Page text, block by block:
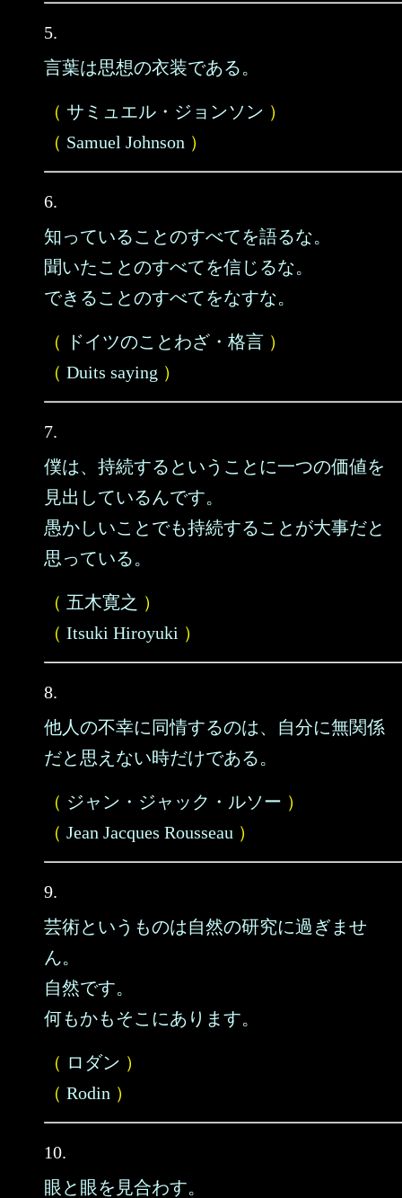
5.
言葉は思想の衣装である。
（ サミュエル・ジョンソン ）
（ Samuel Johnson ）
6.
知っていることのすべてを語るな。
聞いたことのすべてを信じるな。
できることのすべてをなすな。
（ ドイツのことわざ・格言 ）
（ Duits saying ）
7.
僕は、持続するということに一つの価値を
見出しているんです。
愚かしいことでも持続することが大事だと
思っている。
（ 五木寛之 ）
（ Itsuki Hiroyuki ）
8.
他人の不幸に同情するのは、自分に無関係
だと思えない時だけである。
（ ジャン・ジャック・ルソー ）
（ Jean Jacques Rousseau ）
9.
芸術というものは自然の研究に過ぎませ
ん。
自然です。
何もかもそこにあります。
（ ロダン ）
（ Rodin ）
10.
眼と眼を見合わす。